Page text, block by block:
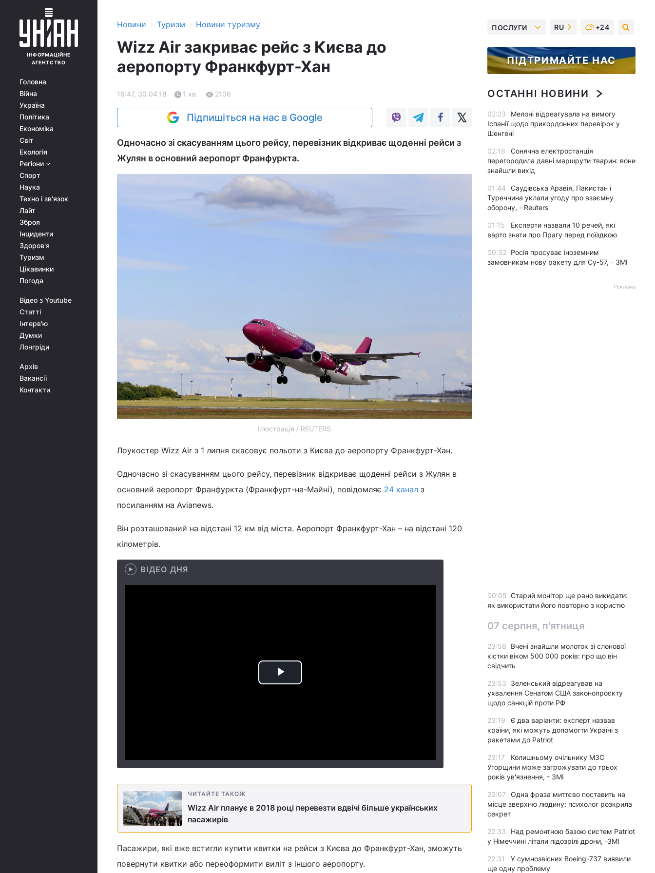
ІНФОРМАЦІЙНЕ
АГЕНТСТВО
Головна
Війна
Україна
Політика
Економіка
Світ
Екологія
Регіони
Спорт
Наука
Техно і зв'язок
Лайт
Зброя
Інциденти
Здоров'я
Туризм
Цікавинки
Погода
Відео з Youtube
Статті
Інтерв'ю
Думки
Лонгріди
Архів
Вакансії
Контакти
Новини › Туризм › Новини туризму
Wizz Air закриває рейс з Києва до
аеропорту Франкфурт-Хан
16:47, 30.04.18 1 хв. 2106
Підпишіться на нас в Google
Одночасно зі скасуванням цього рейсу, перевізник відкриває щоденні рейси з
Жулян в основний аеропорт Франфуркта.
Ілюстрація / REUTERS
Лоукостер Wizz Air з 1 липня скасовує польоти з Києва до аеропорту Франкфурт-Хан.
Одночасно зі скасуванням цього рейсу, перевізник відкриває щоденні рейси з Жулян в
основний аеропорт Франфуркта (Франкфурт-на-Майні), повідомляє 24 канал з
посиланням на Avianews.
Він розташований на відстані 12 км від міста. Аеропорт Франкфурт-Хан – на відстані 120
кілометрів.
ВІДЕО ДНЯ
Play
ЧИТАЙТЕ ТАКОЖ
Wizz Air планує в 2018 році перевезти вдвічі більше українських
пасажирів
Пасажири, які вже встигли купити квитки на рейси з Києва до Франкфурт-Хан, зможуть
повернути квитки або переоформити виліт з іншого аеропорту.
ПОСЛУГИ RU +24
ПІДТРИМАЙТЕ НАС
ОСТАННІ НОВИНИ
02:23
Мелоні відреагувала на вимогу
Іспанії щодо прикордонних перевірок у
Шенгені
02:18
Сонячна електростанція
перегородила давні маршрути тварин: вони
знайшли вихід
01:44
Саудівська Аравія, Пакистан і
Туреччина уклали угоду про взаємну
оборону, - Reuters
01:15
Експерти назвали 10 речей, які
варто знати про Прагу перед поїздкою
00:32
Росія просуває іноземним
замовникам нову ракету для Су-57, - ЗМІ
Реклама
00:05 Старий монітор ще рано викидати:
як використати його повторно з користю
07 серпня, п'ятниця
23:58
Вчені знайшли молоток зі слонової
кістки віком 500 000 років: про що він
свідчить
23:53
Зеленський відреагував на
ухвалення Сенатом США законопроєкту
щодо санкцій проти РФ
23:19
Є два варіанти: експерт назвав
країни, які можуть допомогти Україні з
ракетами до Patriot
23:17
Колишньому очільнику МЗС
Угорщини може загрожувати до трьох
років ув'язнення, - ЗМІ
23:07
Одна фраза миттєво поставить на
місце зверхню людину: психолог розкрила
секрет
22:33
Над ремонтною базою систем Patriot
у Німеччині літали підозрілі дрони, -ЗМІ
22:31
У сумнозвісних Boeing-737 виявили
ще одну проблему